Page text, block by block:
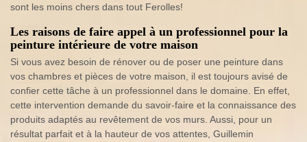
sont les moins chers dans tout Ferolles!
Les raisons de faire appel à un professionnel pour la
peinture intérieure de votre maison
Si vous avez besoin de rénover ou de poser une peinture dans
vos chambres et pièces de votre maison, il est toujours avisé de
confier cette tâche à un professionnel dans le domaine. En effet,
cette intervention demande du savoir-faire et la connaissance des
produits adaptés au revêtement de vos murs. Aussi, pour un
résultat parfait et à la hauteur de vos attentes, Guillemin